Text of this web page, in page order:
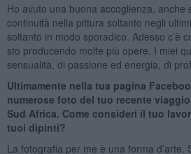
Ho avuto una buona accoglienza, anche
continuità nella pittura soltanto negli
soltanto in modo sporadico. Adesso c’è
sto producendo molte più opere. I miei
sensualità, di passione ed energia, di
Ultimamente nella tua pagina
numerose foto del tuo recente
Sud Africa. Come consideri il tuo
tuoi dipinti?
La fotografia per me è una forma d’arte.